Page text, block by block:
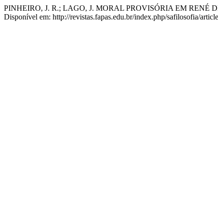
PINHEIRO, J. R.; LAGO, J. MORAL PROVISÓRIA EM RENÉ
Disponível em: http://revistas.fapas.edu.br/index.php/safilosofia/